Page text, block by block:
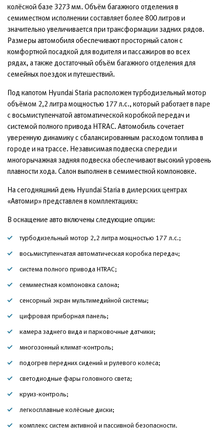
колёсной базе 3273 мм. Объём багажного отделения в
семиместном исполнении составляет более 800 литров и
значительно увеличивается при трансформации задних рядов.
Размеры автомобиля обеспечивают просторный салон с
комфортной посадкой для водителя и пассажиров во всех
рядах, а также достаточный объём багажного отделения для
семейных поездок и путешествий.
Под капотом Hyundai Staria расположен турбодизельный мотор
объёмом 2,2 литра мощностью 177 л.с., который работает в паре
с восьмиступенчатой автоматической коробкой передач и
системой полного привода HTRAC. Автомобиль сочетает
уверенную динамику с сбалансированным расходом топлива в
городе и на трассе. Независимая подвеска спереди и
многорычажная задняя подвеска обеспечивают высокий уровень
плавности хода. Салон выполнен в семиместной компоновке.
На сегодняшний день Hyundai Staria в дилерских центрах
«Автомир» представлен в комплектациях:
В оснащение авто включены следующие опции:
турбодизельный мотор 2,2 литра мощностью 177 л.с.;
восьмиступенчатая автоматическая коробка передач;
система полного привода HTRAC;
семиместная компоновка салона;
сенсорный экран мультимедийной системы;
цифровая приборная панель;
камера заднего вида и парковочные датчики;
многозонный климат-контроль;
подогрев передних сидений и рулевого колеса;
светодиодные фары головного света;
круиз-контроль;
легкосплавные колёсные диски;
комплекс систем активной и пассивной безопасности.